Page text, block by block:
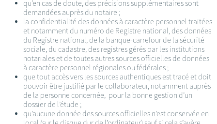
qu’en cas de doute, des précisions supplémentaires sont
demandées auprès du notaire ;
la confidentialité des données à caractère personnel traitées
et notamment du numéro de Registre national, des données
du Registre national, de la banque-carrefour de la sécurité
sociale, du cadastre, des registres gérés par les institutions
notariales et de toutes autres sources officielles de données
à caractère personnel régionales ou fédérales ;
que tout accès vers les sources authentiques est tracé et doit
pouvoir être justifié par le collaborateur, notamment auprès
de la personne concernée, pour la bonne gestion d’un
dossier de l’étude ;
qu’aucune donnée des sources officielles n’est conservée en